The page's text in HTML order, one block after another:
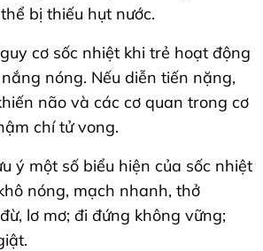
bị thiếu hụt nước.
cơ sốc nhiệt khi trẻ hoạt động
nóng. Nếu diễn tiến nặng,
não và các cơ quan trong cơ
chí tử vong.
ý một số biểu hiện của sốc nhiệt
nóng, mạch nhanh, thở
lơ mơ; đi đứng không vững;